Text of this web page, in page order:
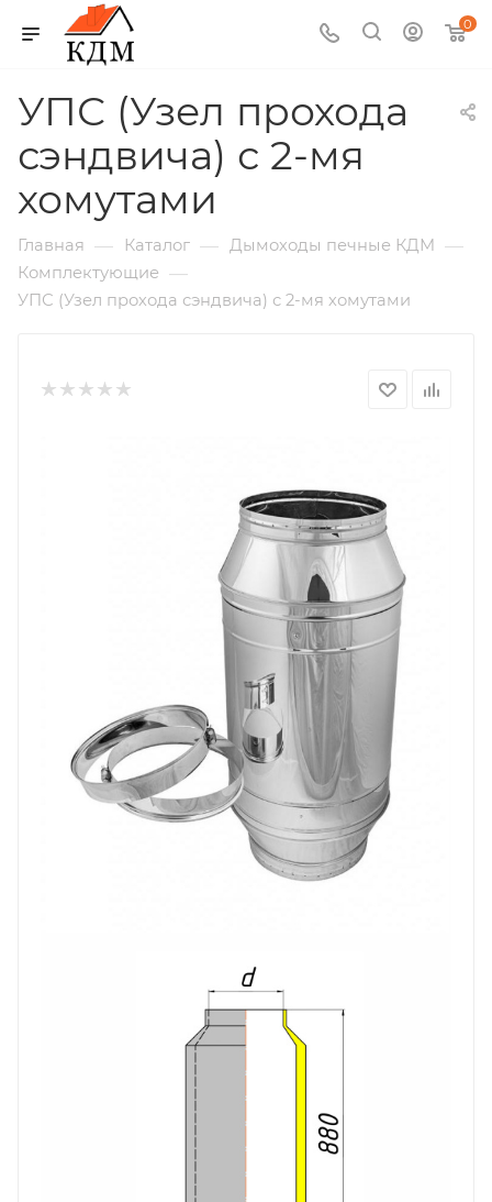
0
УПС (Узел прохода
сэндвича) с 2-мя
хомутами
Главная — Каталог — Дымоходы печные КДМ —
Комплектующие —
УПС (Узел прохода сэндвича) с 2-мя хомутами